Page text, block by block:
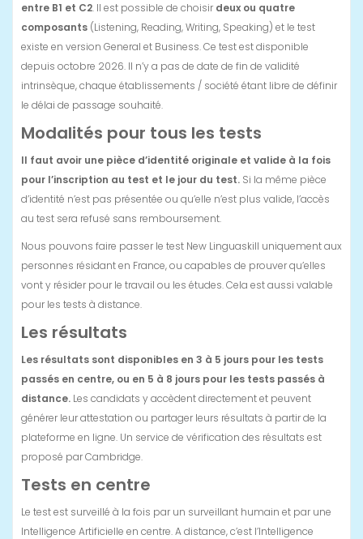
entre B1 et C2. Il est possible de choisir deux ou quatre
composants (Listening, Reading, Writing, Speaking) et le test
existe en version General et Business. Ce test est disponible
depuis octobre 2026. Il n’y a pas de date de fin de validité
intrinsèque, chaque établissements / société étant libre de définir
le délai de passage souhaité.
Modalités pour tous les tests
Il faut avoir une pièce d’identité originale et valide à la fois
pour l’inscription au test et le jour du test. Si la même pièce
d’identité n’est pas présentée ou qu’elle n’est plus valide, l’accès
au test sera refusé sans remboursement.
Nous pouvons faire passer le test New Linguaskill uniquement aux
personnes résidant en France, ou capables de prouver qu’elles
vont y résider pour le travail ou les études. Cela est aussi valable
pour les tests à distance.
Les résultats
Les résultats sont disponibles en 3 à 5 jours pour les tests
passés en centre, ou en 5 à 8 jours pour les tests passés à
distance. Les candidats y accèdent directement et peuvent
générer leur attestation ou partager leurs résultats à partir de la
plateforme en ligne. Un service de vérification des résultats est
proposé par Cambridge.
Tests en centre
Le test est surveillé à la fois par un surveillant humain et par une
Intelligence Artificielle en centre. A distance, c’est l’Intelligence